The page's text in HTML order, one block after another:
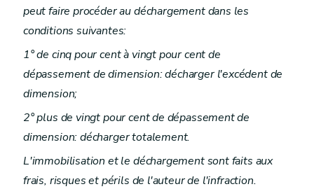
peut faire procéder au déchargement dans les
conditions suivantes:
1° de cinq pour cent à vingt pour cent de
dépassement de dimension: décharger l'excédent de
dimension;
2° plus de vingt pour cent de dépassement de
dimension: décharger totalement.
L'immobilisation et le déchargement sont faits aux
frais, risques et périls de l'auteur de l'infraction.